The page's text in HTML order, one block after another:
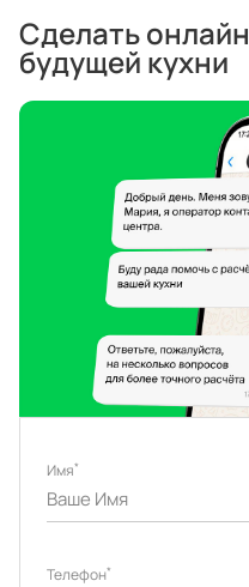
Сделать
будущей кухни
Имя*
Телефон*